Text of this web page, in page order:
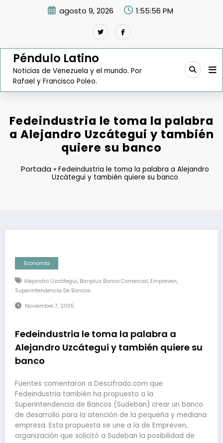
agosto 9, 2026 1:55:57 PM
Péndulo Latino
Noticias de Venezuela y el mundo. Por
Rafael y Francisco Poleo.
Fedeindustria le toma la palabra
a Alejandro Uzcátegui y también
quiere su banco
Portada» Fedeindustria le toma la palabra a Alejandro
Uzcátegui y también quiere su banco
Economía
Alejandro Uzcátegui, Banplus Banco Comercial, Empreven,
Superintendencia De Bancos
Noviembre 7, 2005
Fedeindustria le toma la palabra a
Alejandro Uzcátegui y también quiere su
banco
Fuentes comentaron a Descifrado.com que
Fedeindustria también ha propuesto a la
Superintendencia de Bancos (Sudeban) crear un banco
de desarrollo para la atención de la pequeña y mediana
empresa. Esta propuesta se une a la de Empreven,
organización que solicitó a Sudeban la posibilidad de